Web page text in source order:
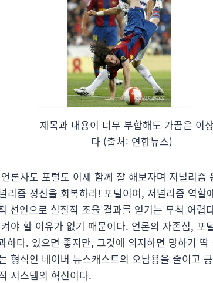
제목과 내용이 너무 부합해도 가끔은 이
다 (출처: 연합뉴스)
론사도 포털도 이제 함께 잘 해보자며 저널리즘
리즘 정신을 회복하라! 포털이여, 저널리즘 역할
선언으로 실질적 조율 결과를 얻기는 무척 어렵
야 할 이유가 없기 때문이다. 언론의 자존심, 포
하다. 있으면 좋지만, 그것에 의지하면 망하기
형식인 네이버 뉴스캐스트의 오남용을 줄이고
시스템의 혁신이다.